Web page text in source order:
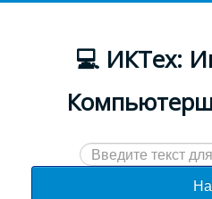
💻 ИКТех:
Искать...